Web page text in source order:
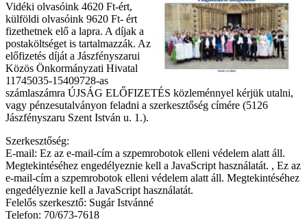
Vidéki olvasóink 4620 Ft-ért,
külföldi olvasóink 9620 Ft- ért
fizethetnek elő a lapra. A díjak a
postaköltséget is tartalmazzák. Az
előfizetés díját a Jászfényszarui
Közös Önkormányzati Hivatal
11745035-15409728-as
számlaszámra ÚJSÁG ELŐFIZETÉS közleménnyel kérjük utalni,
vagy pénzesutalványon feladni a szerkesztőség címére (5126
Jászfényszaru Szent István u. 1.).
Szerkesztőség:
E-mail: Ez az e-mail-cím a szpemrobotok elleni védelem alatt áll.
Megtekintéséhez engedélyeznie kell a JavaScript használatát. , Ez az
e-mail-cím a szpemrobotok elleni védelem alatt áll. Megtekintéséhez
engedélyeznie kell a JavaScript használatát.
Felelős szerkesztő: Sugár Istvánné
Telefon: 70/673-7618